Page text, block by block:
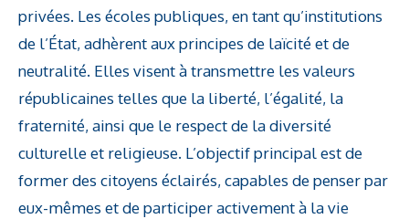
privées. Les écoles publiques, en tant qu’institutions
de l’État, adhèrent aux principes de laïcité et de
neutralité. Elles visent à transmettre les valeurs
républicaines telles que la liberté, l’égalité, la
fraternité, ainsi que le respect de la diversité
culturelle et religieuse. L’objectif principal est de
former des citoyens éclairés, capables de penser par
eux-mêmes et de participer activement à la vie